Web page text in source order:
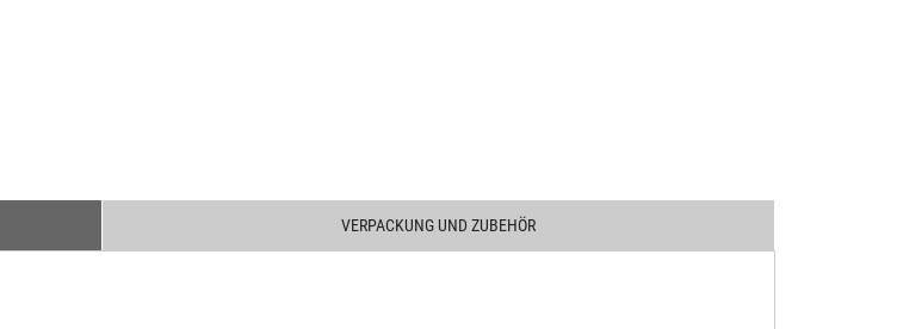
VERPACKUNG UND ZUBEHÖR